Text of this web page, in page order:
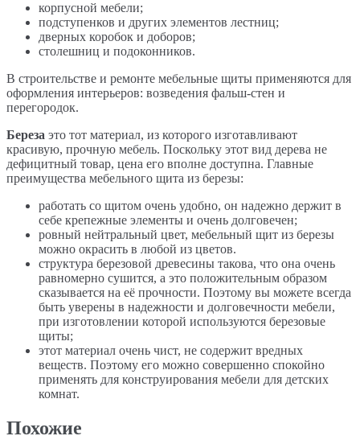
корпусной мебели;
подступенков и других элементов лестниц;
дверных коробок и доборов;
столешниц и подоконников.
В строительстве и ремонте мебельные щиты применяются для
оформления интерьеров: возведения фальш-стен и
перегородок.
Береза это тот материал, из которого изготавливают
красивую, прочную мебель. Поскольку этот вид дерева не
дефицитный товар, цена его вполне доступна. Главные
преимущества мебельного щита из березы:
работать со щитом очень удобно, он надежно держит в
себе крепежные элементы и очень долговечен;
ровный нейтральный цвет, мебельный щит из березы
можно окрасить в любой из цветов.
структура березовой древесины такова, что она очень
равномерно сушится, а это положительным образом
сказывается на её прочности. Поэтому вы можете всегда
быть уверены в надежности и долговечности мебели,
при изготовлении которой используются березовые
щиты;
этот материал очень чист, не содержит вредных
веществ. Поэтому его можно совершенно спокойно
применять для конструирования мебели для детских
комнат.
Похожие